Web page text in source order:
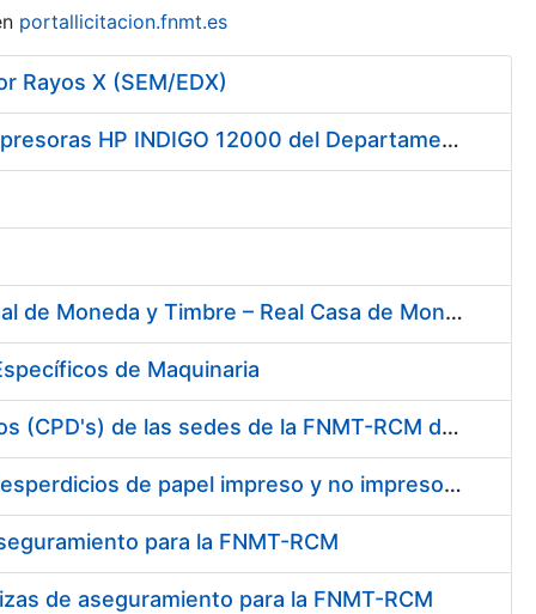
portallicitacion.fnmt.es
Rayos X (SEM/EDX)
Servicio de Mantenimiento y Asistencia Técnica Integral de las Impresoras HP INDIGO 12000 del Departamento de Timbre y serie III HP 7900 Departamento de Imprenta/Tarjetas en su sede de Madrid
Contratación del Suministro de Gas Natural para la Fábrica Nacional de Moneda y Timbre – Real Casa de Moneda, en sus centros de trabajo de Madrid y Burgos
de Maquinaria
Conexión mediante fibra óptica de los centros de proceso de datos (CPD's) de las sedes de la FNMT-RCM de Burgos y Madrid
Contratación de enajenación y retirada de recortes sobrantes y desperdicios de papel impreso y no impreso durante el año 2022
para la FNMT-RCM
de aseguramiento para la FNMT-RCM